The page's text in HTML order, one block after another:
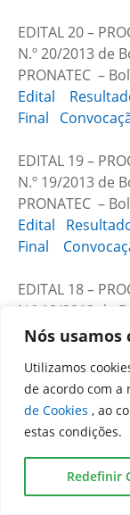
Nós usamos
Utilizamos
de acordo com a
de Cookies , ao
estas condições.
Redefinir
EDITAL 20 –
N.º 20/2013 de
PRONATEC –
Edital
Final
EDITAL 19 –
N.º 19/2013 de
PRONATEC –
Edital
Final
EDITAL 18 –
N.º 18/2013 de
PRONATEC –
Convocação-01
EDITAL 17 –
N.º 17/2013 de
PRONATEC –